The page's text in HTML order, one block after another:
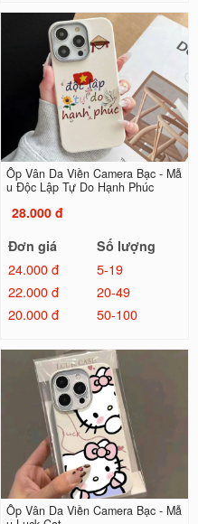
Ốp Vân Da Viền Camera Bạc - Mẫ
u Độc Lập Tự Do Hạnh Phúc
28.000 đ
Đơn giá
Số lượng
24.000 đ
5-19
22.000 đ
20-49
20.000 đ
50-100
Ốp Vân Da Viền Camera Bạc - Mẫ